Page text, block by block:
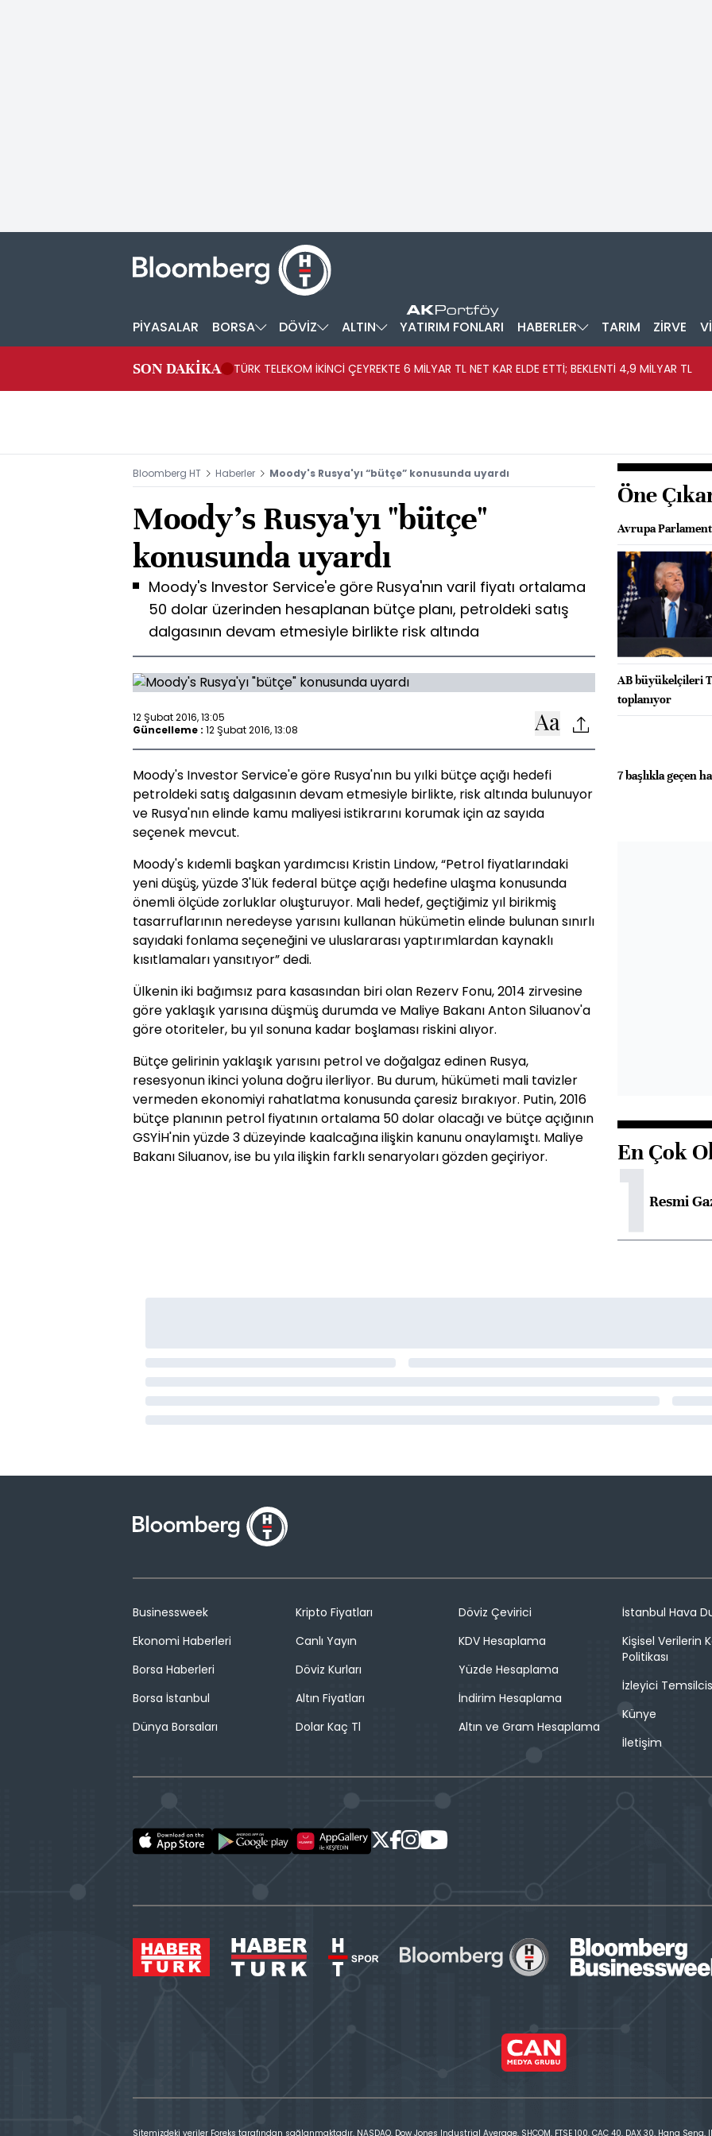
PİYASALAR BORSA DÖVİZ ALTIN YATIRIM FONLARI HABERLER TARIM ZİRVE
SON DAKİKA TÜRK TELEKOM İKİNCİ ÇEYREKTE 6 MİLYAR TL NET KAR ELDE ETTİ; BEKLENTİ 4,9 MİLYAR TL
Bloomberg HT Haberler Moody's Rusya'yı “bütçe” konusunda uyardı
Moody's Rusya'yı "bütçe"
konusunda uyardı
Moody's Investor Service'e göre Rusya'nın varil fiyatı ortalama
50 dolar üzerinden hesaplanan bütçe planı, petroldeki satış
dalgasının devam etmesiyle birlikte risk altında
12 Şubat 2016, 13:05
Güncelleme : 12 Şubat 2016, 13:08
Moody's Investor Service'e göre Rusya'nın bu yılki bütçe açığı hedefi
petroldeki satış dalgasının devam etmesiyle birlikte, risk altında bulunuyor
ve Rusya'nın elinde kamu maliyesi istikrarını korumak için az sayıda
seçenek mevcut.
Moody's kıdemli başkan yardımcısı Kristin Lindow, “Petrol fiyatlarındaki
yeni düşüş, yüzde 3'lük federal bütçe açığı hedefine ulaşma konusunda
önemli ölçüde zorluklar oluşturuyor. Mali hedef, geçtiğimiz yıl birikmiş
tasarruflarının neredeyse yarısını kullanan hükümetin elinde bulunan sınırlı
sayıdaki fonlama seçeneğini ve uluslararası yaptırımlardan kaynaklı
kısıtlamaları yansıtıyor” dedi.
Ülkenin iki bağımsız para kasasından biri olan Rezerv Fonu, 2014 zirvesine
göre yaklaşık yarısına düşmüş durumda ve Maliye Bakanı Anton Siluanov'a
göre otoriteler, bu yıl sonuna kadar boşlaması riskini alıyor.
Bütçe gelirinin yaklaşık yarısını petrol ve doğalgaz edinen Rusya,
resesyonun ikinci yoluna doğru ilerliyor. Bu durum, hükümeti mali tavizler
vermeden ekonomiyi rahatlatma konusunda çaresiz bırakıyor. Putin, 2016
bütçe planının petrol fiyatının ortalama 50 dolar olacağı ve bütçe açığının
GSYİH'nin yüzde 3 düzeyinde kaalcağına ilişkin kanunu onaylamıştı. Maliye
Bakanı Siluanov, ise bu yıla ilişkin farklı senaryoları gözden geçiriyor.
Öne
Avrupa
AB büyükelçileri
toplanıyor
7 başlıkla geçen
En Çok
1Resmi
Businessweek
Ekonomi Haberleri
Borsa Haberleri
Borsa İstanbul
Dünya Borsaları
Kripto Fiyatları
Canlı Yayın
Döviz Kurları
Altın Fiyatları
Dolar Kaç Tl
Döviz Çevirici
KDV Hesaplama
Yüzde Hesaplama
İndirim Hesaplama
Altın ve Gram Hesaplama
İstanbul Hava
Kişisel Verilerin
Politikası
İzleyici
Künye
İletişim
Sitemizdeki veriler Foreks tarafından sağlanmaktadır. NASDAQ, Dow Jones Industrial Average, SHCOM, FTSE 100, CAC 40, DAX 30, Hang Seng,